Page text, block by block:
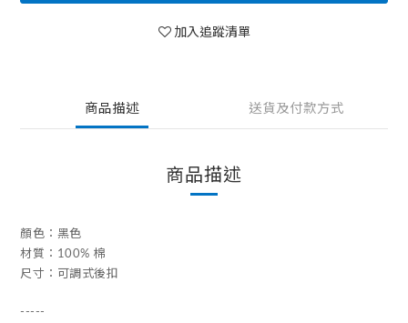
加入追蹤清單
商品描述 送貨及付款方式
商品描述
顏色：黑色
材質：100% 棉
尺寸：可調式後扣
-----